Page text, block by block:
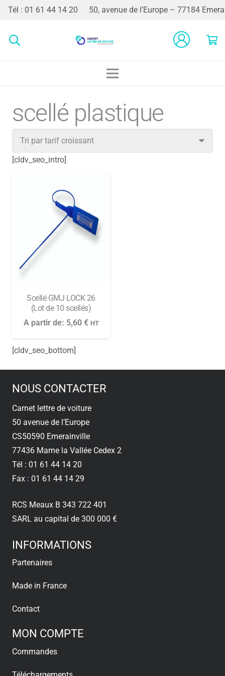
Tél : 01 61 44 14 20 50, avenue de l’Europe – 77184
scellé plastique
[cldv_seo_intro]
Scellé GMJ LOCK 26
(Lot de 10 scellés)
A partir de: 5,60 € HT
[cldv_seo_bottom]
NOUS CONTACTER
Carnet lettre de voiture
50 avenue de l’Europe
CS50590 Emerainville
77436 Marne la Vallée Cedex 2
Tél : 01 61 44 14 20
Fax : 01 61 44 14 29
RCS Meaux B 343 722 401
SARL au capital de 300 000 €
INFORMATIONS
Partenaires
Made in France
Contact
MON COMPTE
Commandes